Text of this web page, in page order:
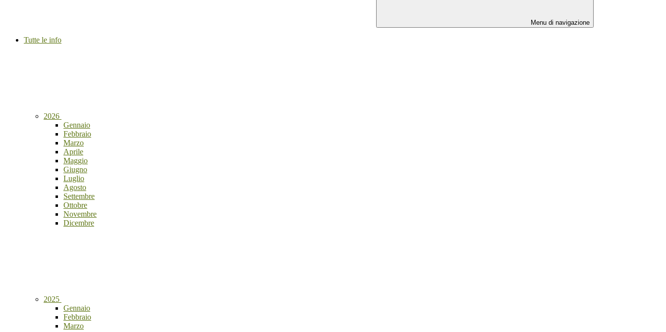
Menu di navigazione
Tutte le info
2026
Gennaio
Febbraio
Marzo
Aprile
Maggio
Giugno
Luglio
Agosto
Settembre
Ottobre
Novembre
Dicembre
2025
Gennaio
Febbraio
Marzo